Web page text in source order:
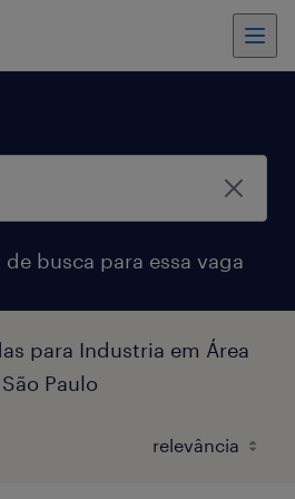
busca para essa vaga
para Industria em Área
Paulo